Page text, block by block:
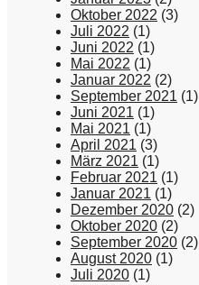
Oktober 2022 (3)
Juli 2022 (1)
Juni 2022 (1)
Mai 2022 (1)
Januar 2022 (2)
September 2021 (1)
Juni 2021 (1)
Mai 2021 (1)
April 2021 (3)
März 2021 (1)
Februar 2021 (1)
Januar 2021 (1)
Dezember 2020 (2)
Oktober 2020 (2)
September 2020 (2)
August 2020 (1)
Juli 2020 (1)